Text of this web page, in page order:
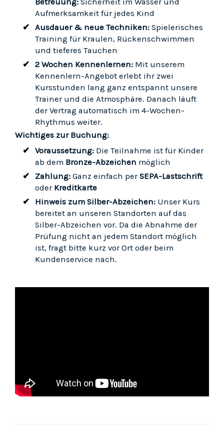
Aufmerksamkeit für jedes Kind
Ausdauer & neue Techniken: Spielerisches
Training für Kraulen, Rückenschwimmen
und tieferes Tauchen
2 Wochen Kennenlernen: Mit unserem
Kennenlern-Angebot erlebt ihr zwei
Kursstunden lang ganz entspannt unsere
Trainer und die Atmosphäre. Danach läuft
der Vertrag automatisch im 4-Wochen-
Rhythmus weiter.
Wichtiges zur Buchung:
Voraussetzung: Die Teilnahme ist für Kinder
ab dem Bronze-Abzeichen möglich
Zahlung: Ganz einfach perSEPA-Lastschrift
oder Kreditkarte
Hinweis zum Silber-Abzeichen: Unser Kurs
bereitet an unseren Standorten auf das
Silber-Abzeichen vor. Da die Abnahme der
Prüfung nicht an jedem Standort möglich
ist, fragt bitte kurz vor Ort oder beim
Kundenservice nach.